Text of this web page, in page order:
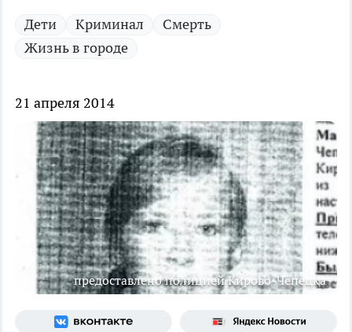
Дети Криминал
Смерть
Жизнь в городе
21 апреля 2014
предоставлено полицией Кирово-Чепецка